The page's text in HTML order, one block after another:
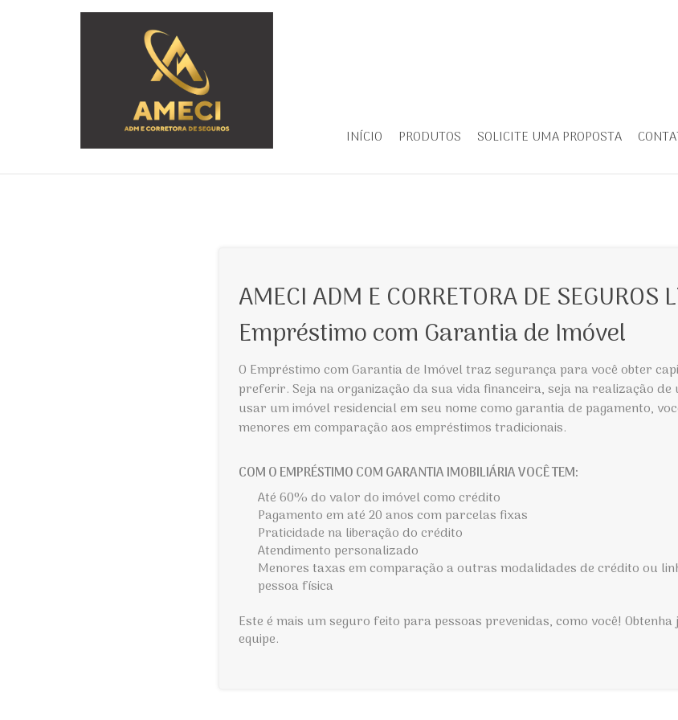
INÍCIO PRODUTOS SOLICITE UMA PROPOSTA
AMECI ADM E CORRETORA DE SEGUROS
Empréstimo com Garantia de Imóvel
O Empréstimo com Garantia de Imóvel traz segurança para você obter
preferir. Seja na organização da sua vida financeira, seja na realização
usar um imóvel residencial em seu nome como garantia de pagamento,
menores em comparação aos empréstimos tradicionais.
COM O EMPRÉSTIMO COM GARANTIA IMOBILIÁRIA VOCÊ TEM:
Até 60% do valor do imóvel como crédito
Pagamento em até 20 anos com parcelas fixas
Praticidade na liberação do crédito
Atendimento personalizado
Menores taxas em comparação a outras modalidades de crédito ou
pessoa física
Este é mais um seguro feito para pessoas prevenidas, como você!
equipe.